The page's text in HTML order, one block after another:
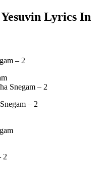
Lyrics In
– 2
Snegam – 2
– 2
2